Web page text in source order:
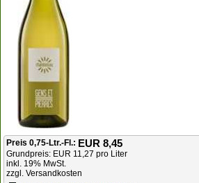
Preis 0,75-Ltr.-Fl.: EUR 8,45
Grundpreis: EUR 11,27 pro Liter
inkl. 19% MwSt.
zzgl. Versandkosten